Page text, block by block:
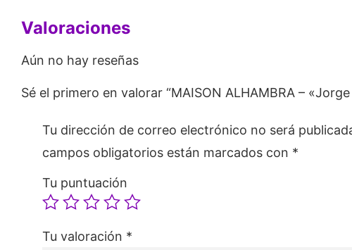
Valoraciones
Aún no hay reseñas
Sé el primero en valorar “MAISON ALHAMBRA –
Tu dirección de correo electrónico no será
campos obligatorios están marcados con *
Tu puntuación
Tu valoración *